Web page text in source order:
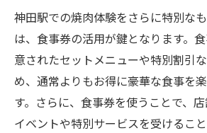
神田駅での焼肉体験をさらに特別な
は、食事券の活用が鍵となります。
意されたセットメニューや特別割引
め、通常よりもお得に豪華な食事を
す。さらに、食事券を使うことで、
イベントや特別サービスを受けるこ